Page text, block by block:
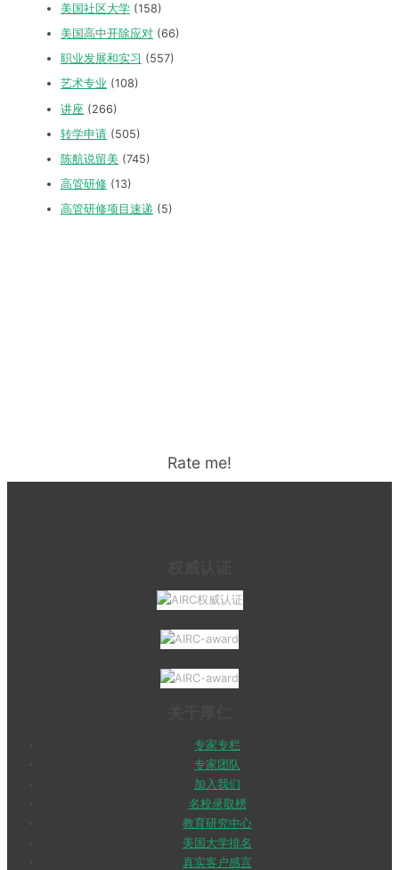
美国社区大学 (158)
美国高中开除应对 (66)
职业发展和实习 (557)
艺术专业 (108)
讲座 (266)
转学申请 (505)
陈航说留美 (745)
高管研修 (13)
高管研修项目速递 (5)
Rate me!
专家专栏
专家团队
加入我们
名校录取榜
教育研究中心
美国大学排名
真实客户感言